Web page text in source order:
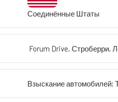
Соединённые Штаты
Forum Drive, Строберри,
Взыскание автомобилей;